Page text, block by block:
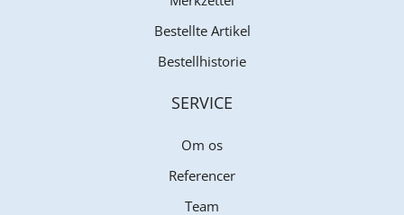
Bestellte Artikel
Bestellhistorie
SERVICE
Om os
Referencer
Team